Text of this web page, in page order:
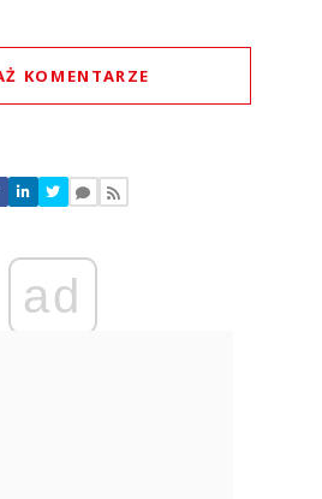
KOMENTARZE
komentarzy
swoje komentarze
Anuluj
ad